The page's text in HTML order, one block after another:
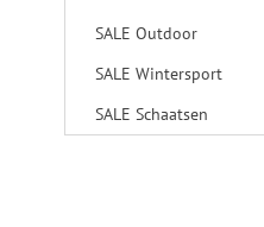
SALE Outdoor
SALE Wintersport
SALE Schaatsen